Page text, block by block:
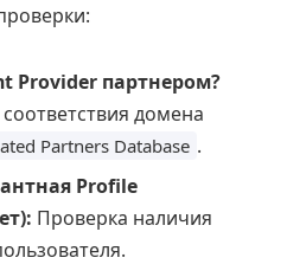
Provider партнером?
домена
Partners Database .
Profile
Проверка наличия